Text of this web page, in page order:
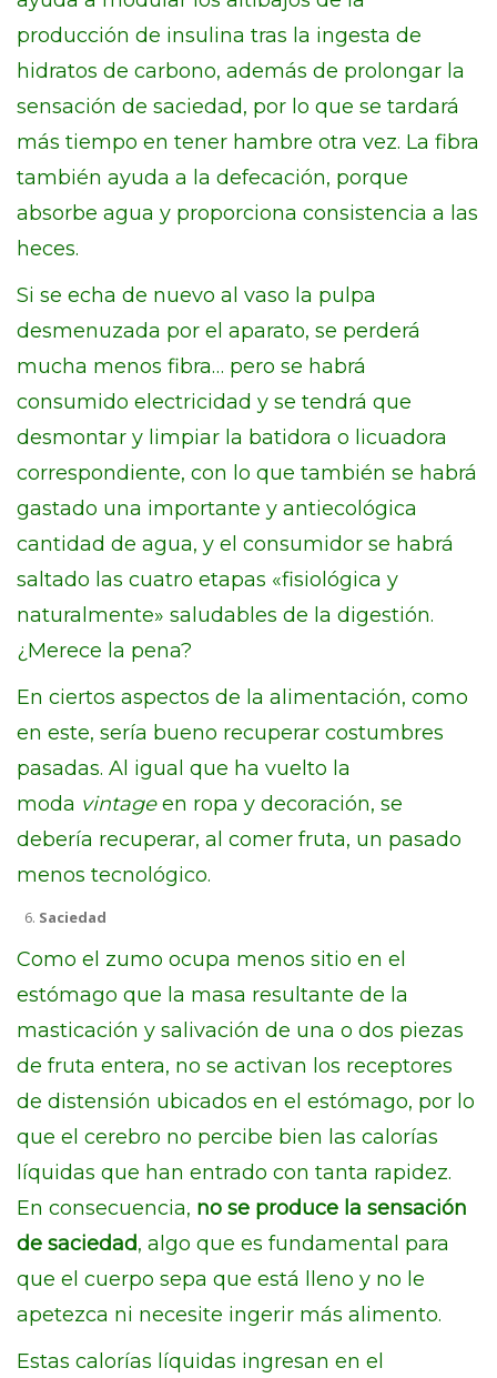
producción de insulina tras la ingesta de
hidratos de carbono, además de prolongar la
sensación de saciedad, por lo que se tardará
más tiempo en tener hambre otra vez. La fibra
también ayuda a la defecación, porque
absorbe agua y proporciona consistencia a las
heces.
Si se echa de nuevo al vaso la pulpa
desmenuzada por el aparato, se perderá
mucha menos fibra… pero se habrá
consumido electricidad y se tendrá que
desmontar y limpiar la batidora o licuadora
correspondiente, con lo que también se habrá
gastado una importante y antiecológica
cantidad de agua, y el consumidor se habrá
saltado las cuatro etapas «fisiológica y
naturalmente» saludables de la digestión.
¿Merece la pena?
En ciertos aspectos de la alimentación, como
en este, sería bueno recuperar costumbres
pasadas. Al igual que ha vuelto la
moda vintageen ropa y decoración, se
debería recuperar, al comer fruta, un pasado
menos tecnológico.
Saciedad
Como el zumo ocupa menos sitio en el
estómago que la masa resultante de la
masticación y salivación de una o dos piezas
de fruta entera, no se activan los receptores
de distensión ubicados en el estómago, por lo
que el cerebro no percibe bien las calorías
líquidas que han entrado con tanta rapidez.
En consecuencia, no se produce la sensación
de saciedad, algo que es fundamental para
que el cuerpo sepa que está lleno y no le
apetezca ni necesite ingerir más alimento.
Estas calorías líquidas ingresan en el